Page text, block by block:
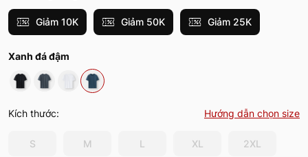
Giảm 10K Giảm 50K Giảm 25K
Xanh đá đậm
Kích thước: Hướng dẫn chọn size
S M L XL 2XL